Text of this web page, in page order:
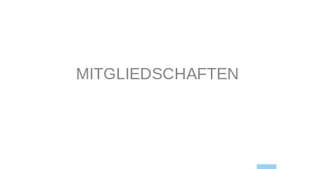
MITGLIEDSCHAFTEN